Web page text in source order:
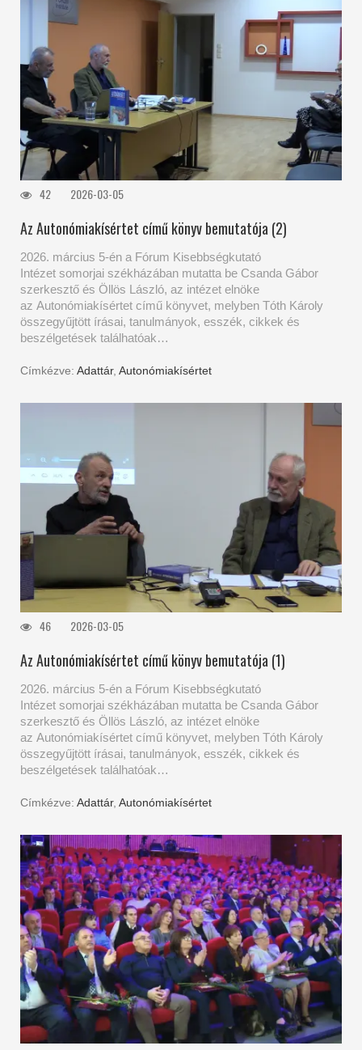
42 2026-03-05
Az Autonómiakísértet című könyv bemutatója (2)
2026. március 5-én a Fórum Kisebbségkutató
Intézet somorjai székházában mutatta be Csanda Gábor
szerkesztő és Öllös László, az intézet elnöke
az Autonómiakísértet című könyvet, melyben Tóth Károly
összegyűjtött írásai, tanulmányok, esszék, cikkek és
beszélgetések találhatóak…
Címkézve: Adattár, Autonómiakísértet
46 2026-03-05
Az Autonómiakísértet című könyv bemutatója (1)
2026. március 5-én a Fórum Kisebbségkutató
Intézet somorjai székházában mutatta be Csanda Gábor
szerkesztő és Öllös László, az intézet elnöke
az Autonómiakísértet című könyvet, melyben Tóth Károly
összegyűjtött írásai, tanulmányok, esszék, cikkek és
beszélgetések találhatóak…
Címkézve: Adattár, Autonómiakísértet